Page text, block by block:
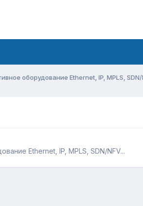
оборудование Ethernet, IP, MPLS, SDN/
Ethernet, IP, MPLS, SDN/NFV...